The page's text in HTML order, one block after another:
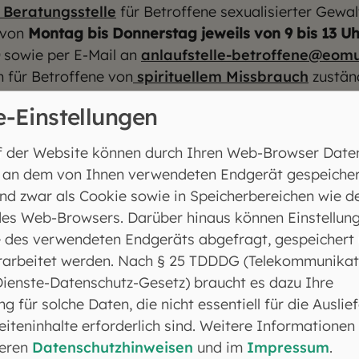
für Betroffene sexualisierter
Montag bis Donnerstag jeweils von 9 bis 13
sowie per E-Mail an anlaufstelle-
für Betroffene von spirituellem Missbrauch
sexuellem Missbrauch
Raum für Kinder, Jugendliche und schutzbedürftige
Platz ist. Um weitere Fälle zu verhindern,
arbeiten, eigens geschult und müssen erweiterte
Handreichungen und Empfehlungen, Pfarreien
Einstellungen
Website können durch Ihren Web-Browser
dem von Ihnen verwendeten Endgerät
zwar als Cookie sowie in Speicherbereichen wie
Web-Browsers. Darüber hinaus können
des verwendeten Endgeräts abgefragt, gespeichert
werden. Nach § 25 TDDDG
Datenschutz-Gesetz) braucht es dazu Ihre
für solche Daten, die nicht essentiell für die
erforderlich sind. Weitere Informationen
Datenschutzhinweisen und im Impressum.